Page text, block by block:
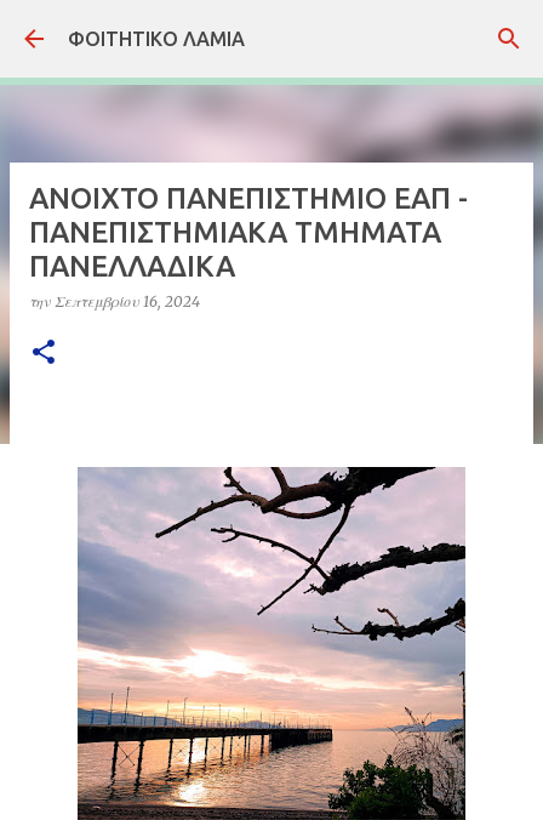
Μετάβαση στο κύριο περιεχόμενο
ΦΟΙΤΗΤΙΚΟ ΛΑΜΙΑ
ANOIXTO ΠΑΝΕΠΙΣΤΗΜΙΟ ΕΑΠ -
ΠΑΝΕΠΙΣΤΗΜΙΑΚΑ ΤΜΗΜΑΤΑ
ΠΑΝΕΛΛΑΔΙΚΑ
την Σεπτεμβρίου 16, 2024